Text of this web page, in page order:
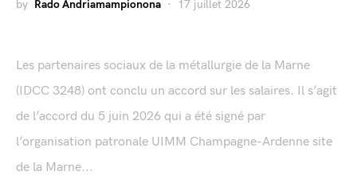
by Rado Andriamampionona 17 juillet 2026
Les partenaires sociaux de la métallurgie de la Marne
(IDCC 3248) ont conclu un accord sur les salaires. Il s’agit
de l’accord du 5 juin 2026 qui a été signé par
l’organisation patronale UIMM Champagne-Ardenne site
de la Marne...